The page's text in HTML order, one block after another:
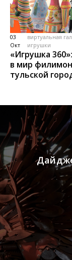
03
Окт
виртуальная
игрушки
«Игрушка
в мир
тульской